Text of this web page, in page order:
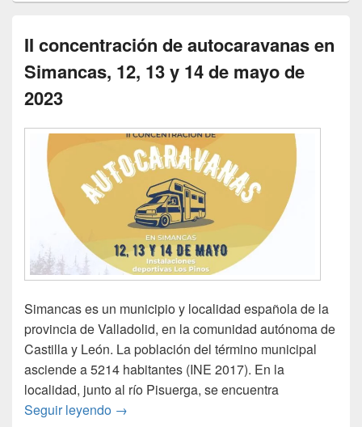
II concentración de autocaravanas en
Simancas, 12, 13 y 14 de mayo de
2023
Simancas es un municipio y localidad española de la
provincia de Valladolid, en la comunidad autónoma de
Castilla y León. La población del término municipal
asciende a 5214 habitantes (INE 2017). En la
localidad, junto al río Pisuerga, se encuentra
Seguir leyendo II concentración de autocaravanas en
→